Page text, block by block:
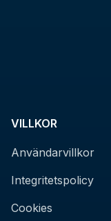
VILLKOR
Användarvillkor
Integritetspolicy
Cookies